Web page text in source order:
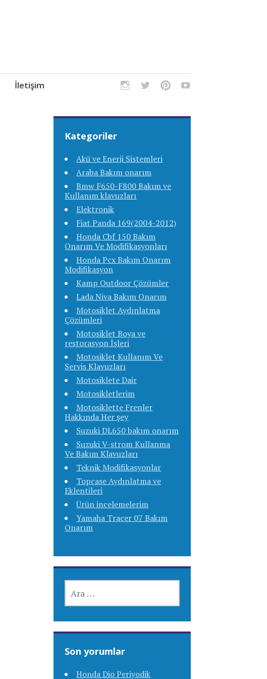
İletişim
Kategoriler
Akü ve Enerji Sistemleri
Araba Bakım onarım
Bmw F650-F800 Bakım ve
Kullanım klavuzları
Elektronik
Fiat Panda 169(2004-2012)
Honda Cbf 150 Bakım
Onarım Ve Modifikasyonları
Honda Pcx Bakım Onarım
Modifikasyon
Kamp Outdoor Çözümler
Lada Niva Bakım Onarım
Motosiklet Aydınlatma
Çözümleri
Motosiklet Boya ve
restorasyon İşleri
Motosiklet Kullanım Ve
Servis Klavuzları
Motosiklete Dair
Motosikletlerim
Motosiklette Frenler
Hakkında Her şey
Suzuki DL650 bakım onarım
Suzuki V-strom Kullanma
Ve Bakım Klavuzları
Teknik Modifikasyonlar
Topcase Aydınlatma ve
Eklentileri
Ürün incelemelerim
Yamaha Tracer 07 Bakım
Onarım
Son yorumlar
Honda Dio Periyodik